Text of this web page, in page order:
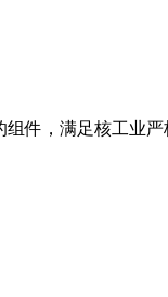
组件，满足核工业